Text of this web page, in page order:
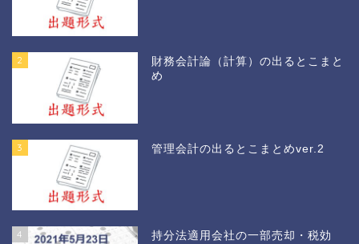
2
財務会計論（計算）の出るとこまと
め
3 管理会計の出るとこまとめver.2
4
持分法適用会社の一部売却・税効